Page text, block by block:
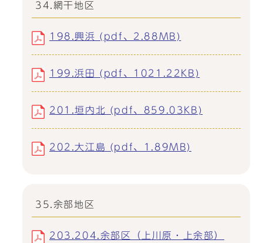
34.網干地区
198.興浜 (pdf、2.88MB)
199.浜田 (pdf、1021.22KB)
201.垣内北 (pdf、859.03KB)
202.大江島 (pdf、1.89MB)
35.余部地区
203.204.余部区（上川原・上余部）